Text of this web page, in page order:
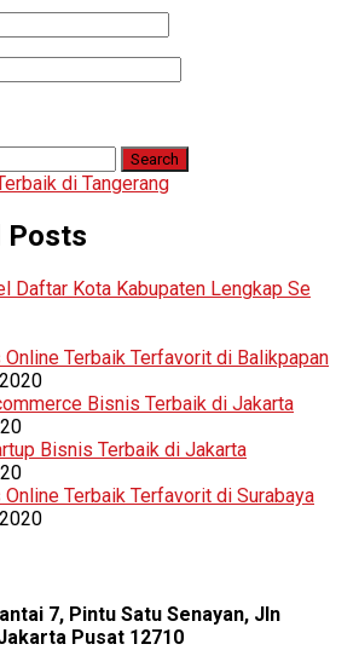
Posts
Daftar Kota Kabupaten Lengkap Se
Terbaik Terfavorit di Balikpapan
Bisnis Terbaik di Jakarta
Bisnis Terbaik di Jakarta
Terbaik Terfavorit di Surabaya
7, Pintu Satu Senayan, Jln
Pusat 12710